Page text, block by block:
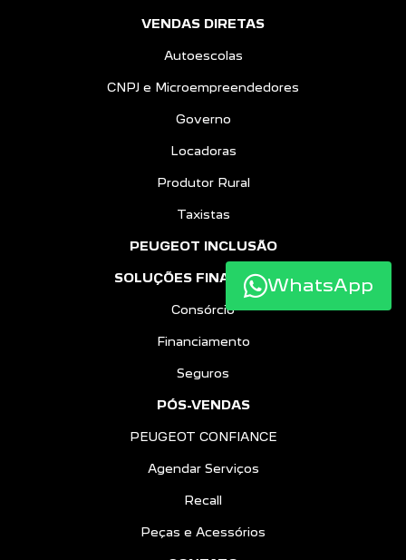
VENDAS DIRETAS
Autoescolas
CNPJ e Microempreendedores
Governo
Locadoras
Produtor Rural
Taxistas
PEUGEOT INCLUSÃO
SOLUÇÕES FINANCEIRAS
Consórcio
Financiamento
Seguros
PÓS-VENDAS
PEUGEOT CONFIANCE
Agendar Serviços
Recall
Peças e Acessórios
WhatsApp